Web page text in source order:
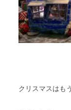
クリスマスはも